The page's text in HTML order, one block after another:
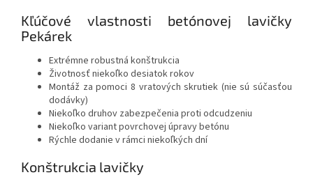
Kľúčové vlastnosti betónovej lavičky
Pekárek
Extrémne robustná konštrukcia
Životnosť niekoľko desiatok rokov
Montáž za pomoci 8 vratových skrutiek (nie sú súčasťou
dodávky)
Niekoľko druhov zabezpečenia proti odcudzeniu
Niekoľko variant povrchovej úpravy betónu
Rýchle dodanie v rámci niekoľkých dní
Konštrukcia lavičky